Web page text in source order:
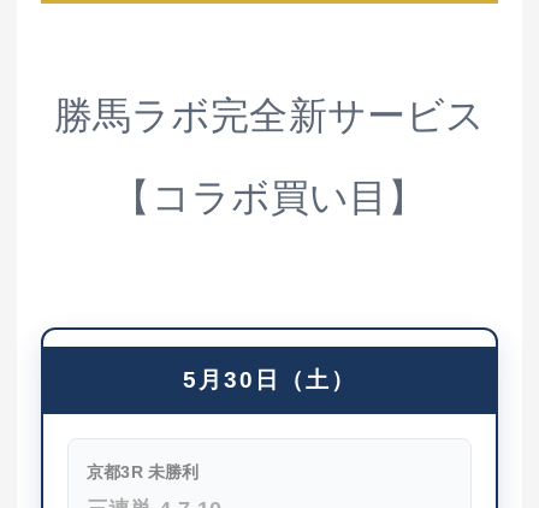
勝馬ラボ完全新サービス
【コラボ買い目】
5月30日（土）
京都3R 未勝利